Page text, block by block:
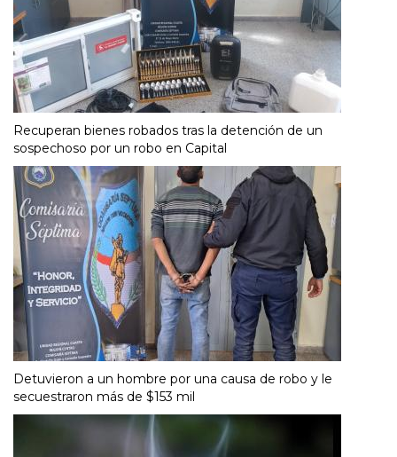
Recuperan bienes robados tras la detención de un
sospechoso por un robo en Capital
Detuvieron a un hombre por una causa de robo y le
secuestraron más de $153 mil